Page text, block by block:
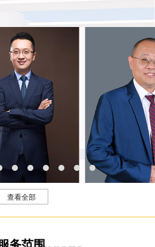
钱大海
查看全部